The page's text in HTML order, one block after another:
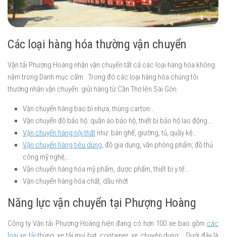
Các loại hàng hóa thường vận chuyển
Vận tải Phượng Hoàng nhận vận chuyển tất cả các loại hàng hóa không
nằm trong Danh mục cấm . Trong đó các loại hàng hóa chúng tôi
thường nhận vận chuyển giửi hàng từ Cần Thơ lên Sài Gòn:
Vận chuyển hàng bao bì nhựa, thùng carton…
Vận chuyển đồ bảo hộ: quần áo bảo hộ, thiết bị bảo hộ lao động…
Vận chuyển hàng nội thất như: bàn ghế, giường, tủ, quầy kệ…
Vận chuyển hàng tiêu dùng, đồ gia dụng, văn phòng phẩm, đồ thủ
công mỹ nghệ,..
Vận chuyển hàng hóa mỹ phẩm, dược phẩm, thiết bị y tế…
Vận chuyển hàng hóa chất, dầu nhớt
Năng lực vận chuyển tại Phượng Hoàng
Công ty Vận tải Phượng Hoàng hiện đang có hơn 100 xe bao gồm các